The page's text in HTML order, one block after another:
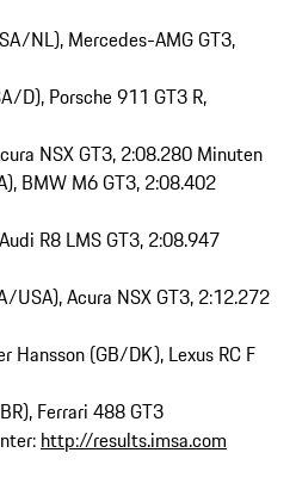
NL), Mercedes-AMG GT3,
D), Porsche 911 GT3 R,
NSX GT3, 2:08.280 Minuten
BMW M6 GT3, 2:08.402
R8 LMS GT3, 2:08.947
USA), Acura NSX GT3, 2:12.272
(GB/DK), Lexus RC F
Ferrari 488 GT3
http://results.imsa.com